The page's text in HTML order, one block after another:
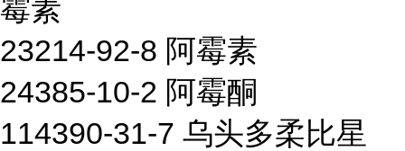
霉素
23214-92-8 阿霉素
24385-10-2 阿霉酮
114390-31-7 乌头多柔比星